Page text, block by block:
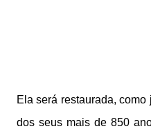
Ela será restaurada,
dos seus mais de 850